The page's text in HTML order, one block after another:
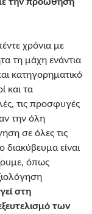
χρόνια με
τη μάχη ενάντια
κατηγορηματικό
και τα
τις προσφυγές
την όλη
σε όλες τις
διακύβευμα είναι
όπως
στη
των